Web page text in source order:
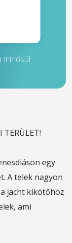
minősül
TERÜLET!
egy
A telek nagyon
jacht kikötőhöz
ami